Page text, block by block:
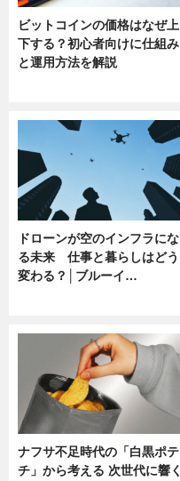
ビットコインの価格はなぜ上
下する？初心者向けに仕組み
と運用方法を解説
ドローンが空のインフラにな
る未来 仕事と暮らしはどう
変わる？│ブルーイ…
ナフサ不足時代の「白黒ポテ
チ」から考える 次世代に響く